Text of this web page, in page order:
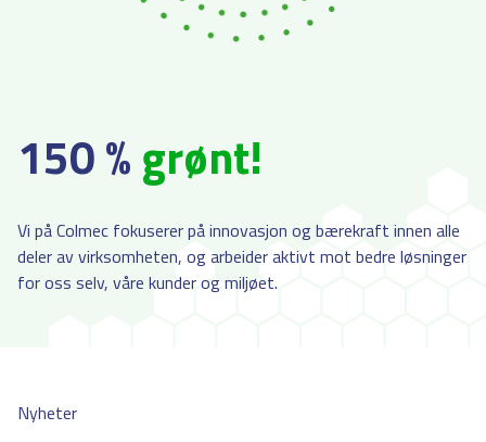
150 %grønt!
Vi på Colmec fokuserer på innovasjon og bærekraft innen alle
deler av virksomheten, og arbeider aktivt mot bedre løsninger
for oss selv, våre kunder og miljøet.
Nyheter